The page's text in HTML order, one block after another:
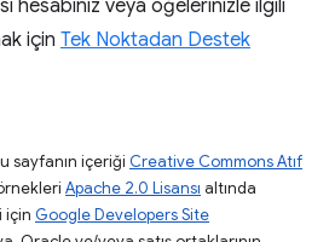
hesabınız veya öğelerinizle ilgili
için Tek Noktadan Destek
sayfanın içeriği Creative Commons Atıf
Apache 2.0 Lisansı altında
için Google Developers Site